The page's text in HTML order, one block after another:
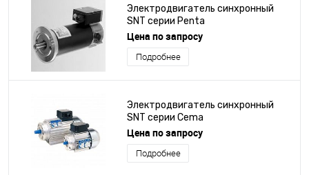
Электродвигатель синхронный
SNT серии Penta
Цена по запросу
Подробнее
Электродвигатель синхронный
SNT серии Cema
Цена по запросу
Подробнее